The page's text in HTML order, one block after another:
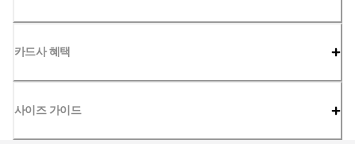
카드사 혜택
사이즈 가이드